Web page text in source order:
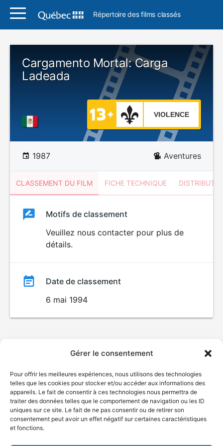
Gérer le consentement
Pour offrir les meilleures expériences, nous utilisons des technologies
telles que les cookies pour stocker et/ou accéder aux informations des
appareils. Le fait de consentir à ces technologies nous permettra de
traiter des données telles que le comportement de navigation ou les ID
uniques sur ce site. Le fait de ne pas consentir ou de retirer son
consentement peut avoir un effet négatif sur certaines caractéristiques
et fonctions.
Répertoire des films classés
Cargamento Mortal: Carga
Ladeada
VIOLENCE
1987 Aventures
CLASSEMENT DU FILM FICHE TECHNIQUE
ClassementClassement
Motifs de classement
Veuillez nous contacter pour plus de
détails.
Date de classement
6 mai 1994